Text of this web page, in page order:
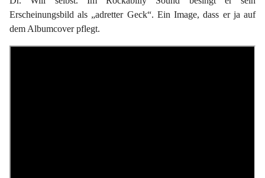
Erscheinungsbild als „adretter Geck“. Ein Image, dass er ja auf
dem Albumcover pflegt.